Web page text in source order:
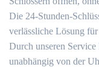
Die 24-Stunden-
verlässliche Lösung
Durch unseren
unabhängig von der